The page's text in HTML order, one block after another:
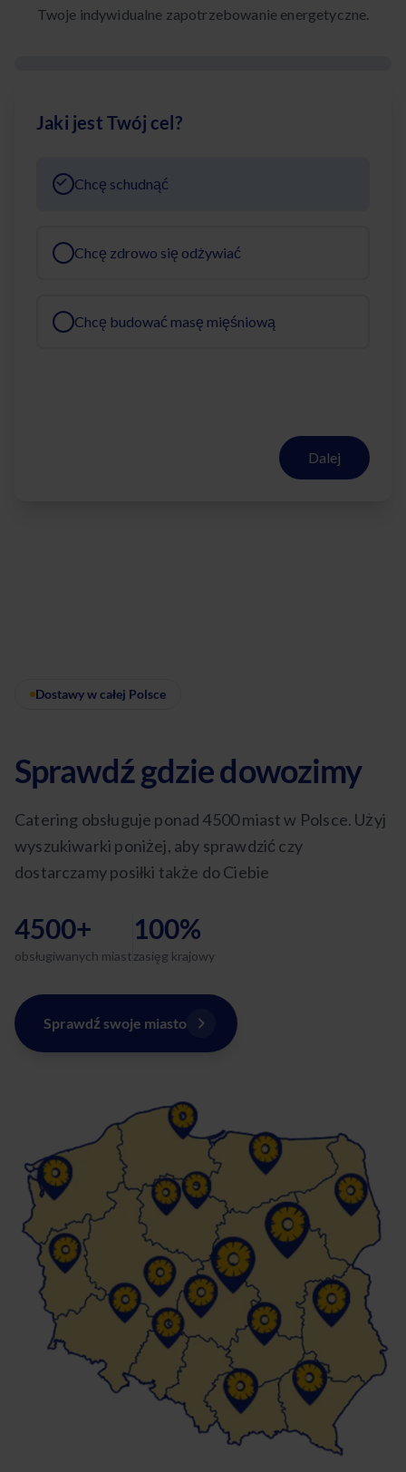
Twoje indywidualne zapotrzebowanie energetyczne.
Jaki jest Twój cel?
Chcę schudnąć
Chcę zdrowo się odżywiać
Chcę budować masę mięśniową
Dalej
Dostawy w całej Polsce
Sprawdź gdzie dowozimy
Catering obsługuje ponad 4500 miast w Polsce. Użyj
wyszukiwarki poniżej, aby sprawdzić czy
dostarczamy posiłki także do Ciebie
4500+
obsługiwanych miast
100%
zasięg krajowy
Sprawdź swoje miasto